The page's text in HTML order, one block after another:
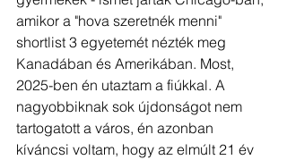
amikor a "hova szeretnék menni"
shortlist 3 egyetemét nézték meg
Kanadában és Amerikában. Most,
2025-ben én utaztam a fiúkkal. A
nagyobbiknak sok újdonságot nem
tartogatott a város, én azonban
kíváncsi voltam, hogy az elmúlt 21 év